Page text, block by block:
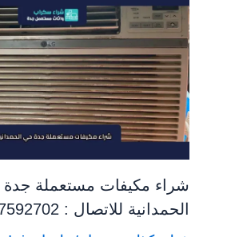
شراء مكيفات مستعملة
الحمدانية للاتصال : 0557592702